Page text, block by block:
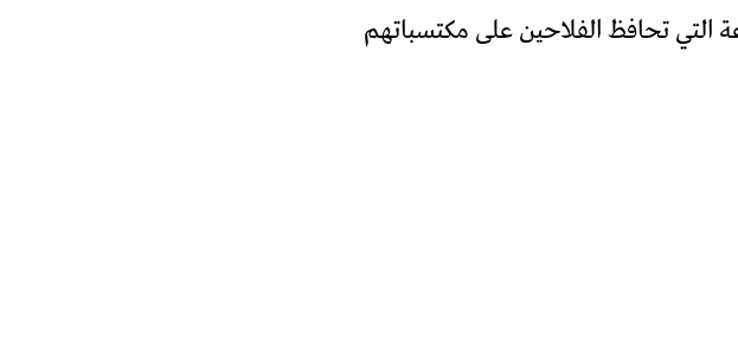
التي تحافظ الفلاحين على مكتسباتهم